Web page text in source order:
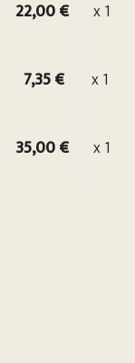
22,00 € x 1
7,35 € x 1
35,00 € x 1